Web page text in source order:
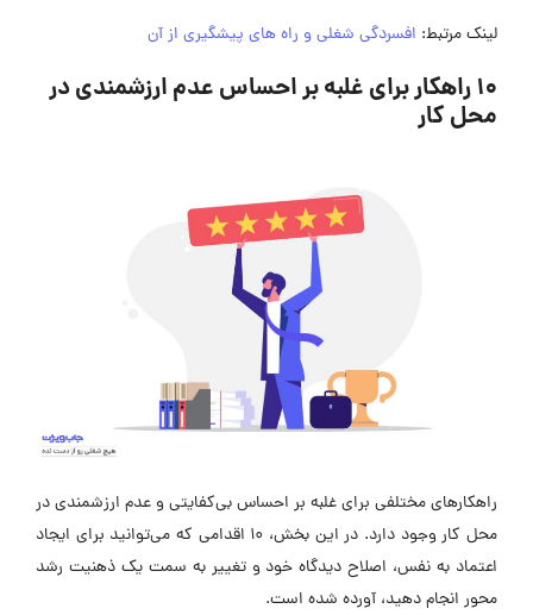
لینک مرتبط: افسردگی شغلی و راه های پیشگیری از آن
10 راهکار برای غلبه بر احساس عدم ارزشمندی در
محل کار
راهکارهای مختلفی برای غلبه بر احساس بی‌کفایتی و عدم ارزشمندی در
محل کار وجود دارد. در این بخش، 10 اقدامی که می‌توانید برای ایجاد
اعتماد به نفس، اصلاح دیدگاه خود و تغییر به سمت یک ذهنیت رشد
محور انجام دهید، آورده شده است.